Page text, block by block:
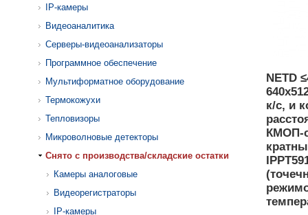
IP-камеры
Видеоаналитика
Серверы-видеоанализаторы
Программное обеспечение
Мультиформатное оборудование
Термокожухи
Тепловизоры
Микроволновые детекторы
Cнято с производства/складские остатки
Камеры аналоговые
Видеорегистраторы
IP-камеры
NETD
к/с, и
КМОП-